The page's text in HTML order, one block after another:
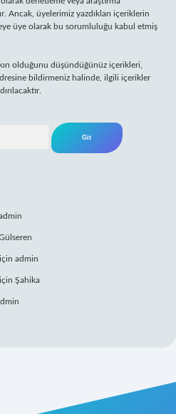
Ancak, üyelerimiz yazdıkları içeriklerin
üye olarak bu sorumluluğu kabul etmiş
olduğunu düşündüğünüz içerikleri,
bildirmeniz halinde, ilgili içerikler
için admin
için Şahika